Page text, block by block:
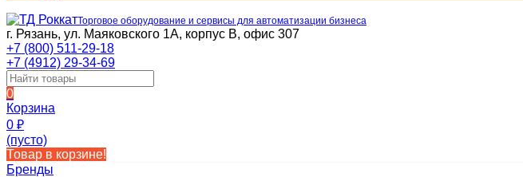
Торговое оборудование и сервисы для автоматизации бизнеса
г. Рязань, ул. Маяковского 1А, корпус B, офис 307
+7 (800) 511-29-18
+7 (4912) 29-34-69
0
Корзина
0 ₽
(пусто)
Товар в корзине!
Бренды